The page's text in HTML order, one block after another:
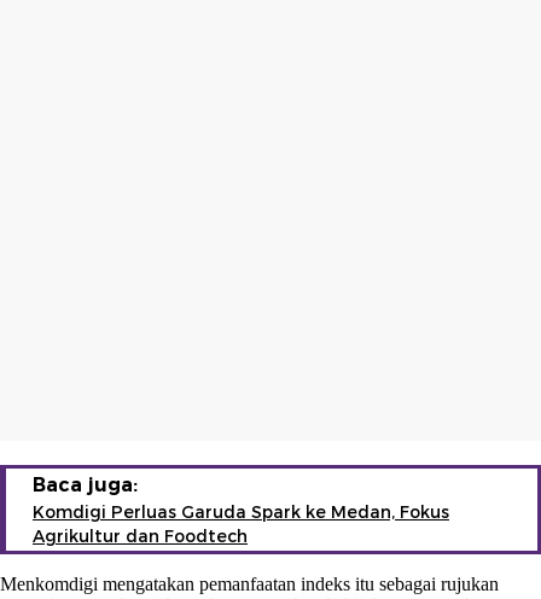
Baca juga:
Komdigi Perluas Garuda Spark ke Medan, Fokus
Agrikultur dan Foodtech
Menkomdigi mengatakan pemanfaatan indeks itu sebagai rujukan